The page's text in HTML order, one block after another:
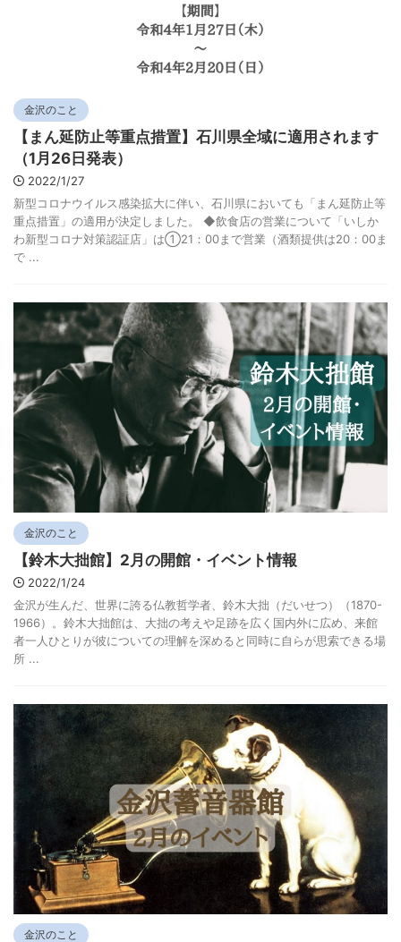
金沢のこと
【まん延防止等重点措置】石川県全域に適用されます
（1月26日発表）
2022/1/27
新型コロナウイルス感染拡大に伴い、石川県においても「まん延防止等
重点措置」の適用が決定しました。 ◆飲食店の営業について「いしか
わ新型コロナ対策認証店」は①21：00まで営業（酒類提供は20：00ま
で ...
金沢のこと
【鈴木大拙館】2月の開館・イベント情報
2022/1/24
金沢が生んだ、世界に誇る仏教哲学者、鈴木大拙（だいせつ）（1870-
1966）。鈴木大拙館は、大拙の考えや足跡を広く国内外に広め、来館
者一人ひとりが彼についての理解を深めると同時に自らが思索できる場
所 ...
金沢のこと